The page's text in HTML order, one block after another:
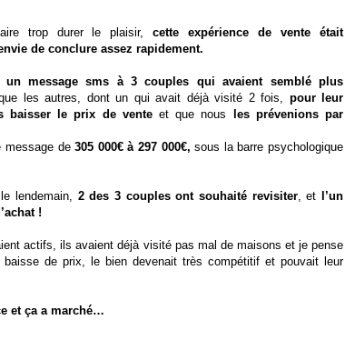
trop durer le plaisir,cette expérience de vente était
de conclure assez rapidement.
un message sms à 3 couples qui avaient semblé plus
les autres, dont un qui avait déjà visité 2 fois, pour leur
baisser le prix de venteet que nous
les prévenions par
message de305 000€ à 297 000€, sous la barre psychologique
lendemain, 2 des 3 couples ont souhaité revisiter, et
l’un
!
actifs, ils avaient déjà visité pas mal de maisons et je pense
baisse de prix, le bien devenait très compétitif et pouvait leur
et ça a marché…